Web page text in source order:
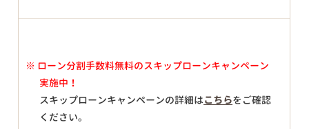
※ ローン分割手数料無料のスキップローンキャンペーン
実施中！
スキップローンキャンペーンの詳細はこちらをご確認
ください。